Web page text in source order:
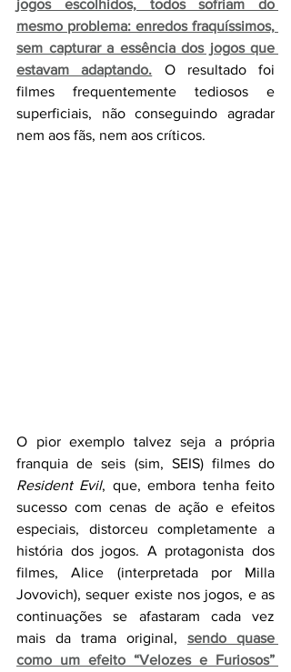
jogos escolhidos, todos sofriam do
mesmo problema: enredos fraquíssimos,
sem capturar a essência dos jogos que
estavam adaptando. O resultado foi
filmes frequentemente tediosos e
superficiais, não conseguindo agradar
nem aos fãs, nem aos críticos.
O pior exemplo talvez seja a própria
Resident Evil, que, embora tenha feito
sucesso com cenas de ação e efeitos
especiais, distorceu completamente a
história dos jogos. A protagonista dos
filmes, Alice (interpretada por Milla
Jovovich), sequer existe nos jogos, e as
continuações se afastaram cada vez
mais da trama original, sendo quase
como um efeito “Velozes e Furiosos”